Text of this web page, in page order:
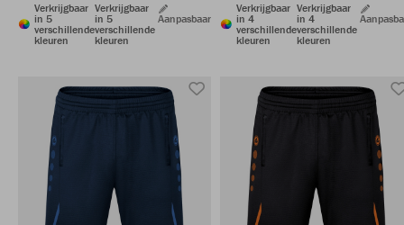
Verkrijgbaar
in 5
verschillende
kleuren
Verkrijgbaar
in 5
verschillende
kleuren
Aanpasbaar
Verkrijgbaar
in 4
verschillende
kleuren
Verkrijgbaar
in 4
verschillende
kleuren